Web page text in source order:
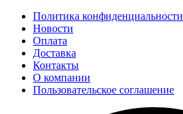
Политика конфиденциальности
Новости
Оплата
Доставка
Контакты
О компании
Пользовательское соглашение